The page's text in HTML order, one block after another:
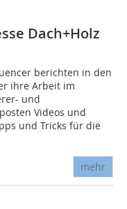
Dach+Holz
berichten in den
ihre Arbeit im
und
Videos und
und Tricks für die
mehr